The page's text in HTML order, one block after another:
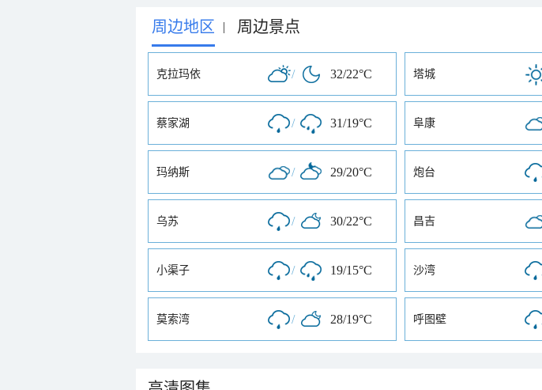
周边地区 | 周边景点
克拉玛依 / 32/22°C 塔城
蔡家湖 / 31/19°C 阜康
玛纳斯 / 29/20°C 炮台
乌苏 / 30/22°C 昌吉
小渠子 / 19/15°C 沙湾
莫索湾 / 28/19°C 呼图壁